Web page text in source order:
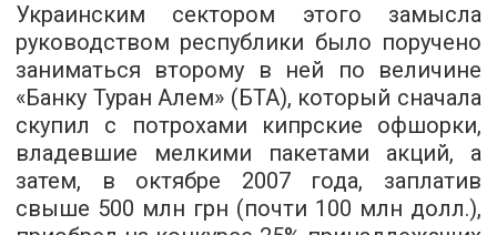
Украинским сектором этого замысла
руководством республики было поручено
заниматься второму в ней по величине
«Банку Туран Алем» (БТА), который сначала
скупил с потрохами кипрские офшорки,
владевшие мелкими пакетами акций, а
затем, в октябре 2007 года, заплатив
свыше 500 млн грн (почти 100 млн долл.),